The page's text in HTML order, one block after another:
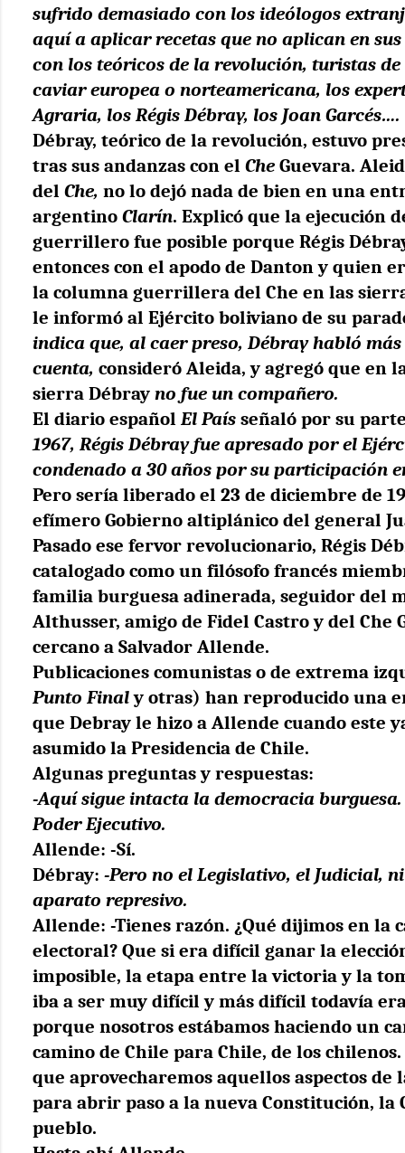
sufrido demasiado con los ideólogos
aquí a aplicar recetas que no aplican en
con los teóricos de la revolución, turistas
caviar europea o norteamericana, los
Agraria, los Régis Débray, los Joan Garcés….
Débray, teórico de la revolución, estuvo
tras sus andanzas con el Che Guevara.
del Che, no lo dejó nada de bien en una
argentino Clarín. Explicó que la ejecución
guerrillero fue posible porque Régis
entonces con el apodo de Danton y quien
la columna guerrillera del Che en las
le informó al Ejército boliviano de su
indica que, al caer preso, Débray habló
cuenta, consideró Aleida, y agregó que en
sierra Débray no fue un compañero.
El diario español El País señaló por su
1967, Régis Débray fue apresado por el
condenado a 30 años por su participación
Pero sería liberado el 23 de diciembre de
efímero Gobierno altiplánico del general
Pasado ese fervor revolucionario, Régis
catalogado como un filósofo francés
familia burguesa adinerada, seguidor del
Althusser, amigo de Fidel Castro y del Che
cercano a Salvador Allende.
Publicaciones comunistas o de extrema
Punto Finaly otras) han reproducido una
que Debray le hizo a Allende cuando este
asumido la Presidencia de Chile.
Algunas preguntas y respuestas:
-Aquí sigue intacta la democracia burguesa.
Poder Ejecutivo.
Allende: -Sí.
Débray: -Pero no el Legislativo, el Judicial,
aparato represivo.
Allende: -Tienes razón. ¿Qué dijimos en la
electoral? Que si era difícil ganar la
imposible, la etapa entre la victoria y la
iba a ser muy difícil y más difícil todavía
porque nosotros estábamos haciendo un
camino de Chile para Chile, de los
que aprovecharemos aquellos aspectos de
para abrir paso a la nueva Constitución, la
pueblo.